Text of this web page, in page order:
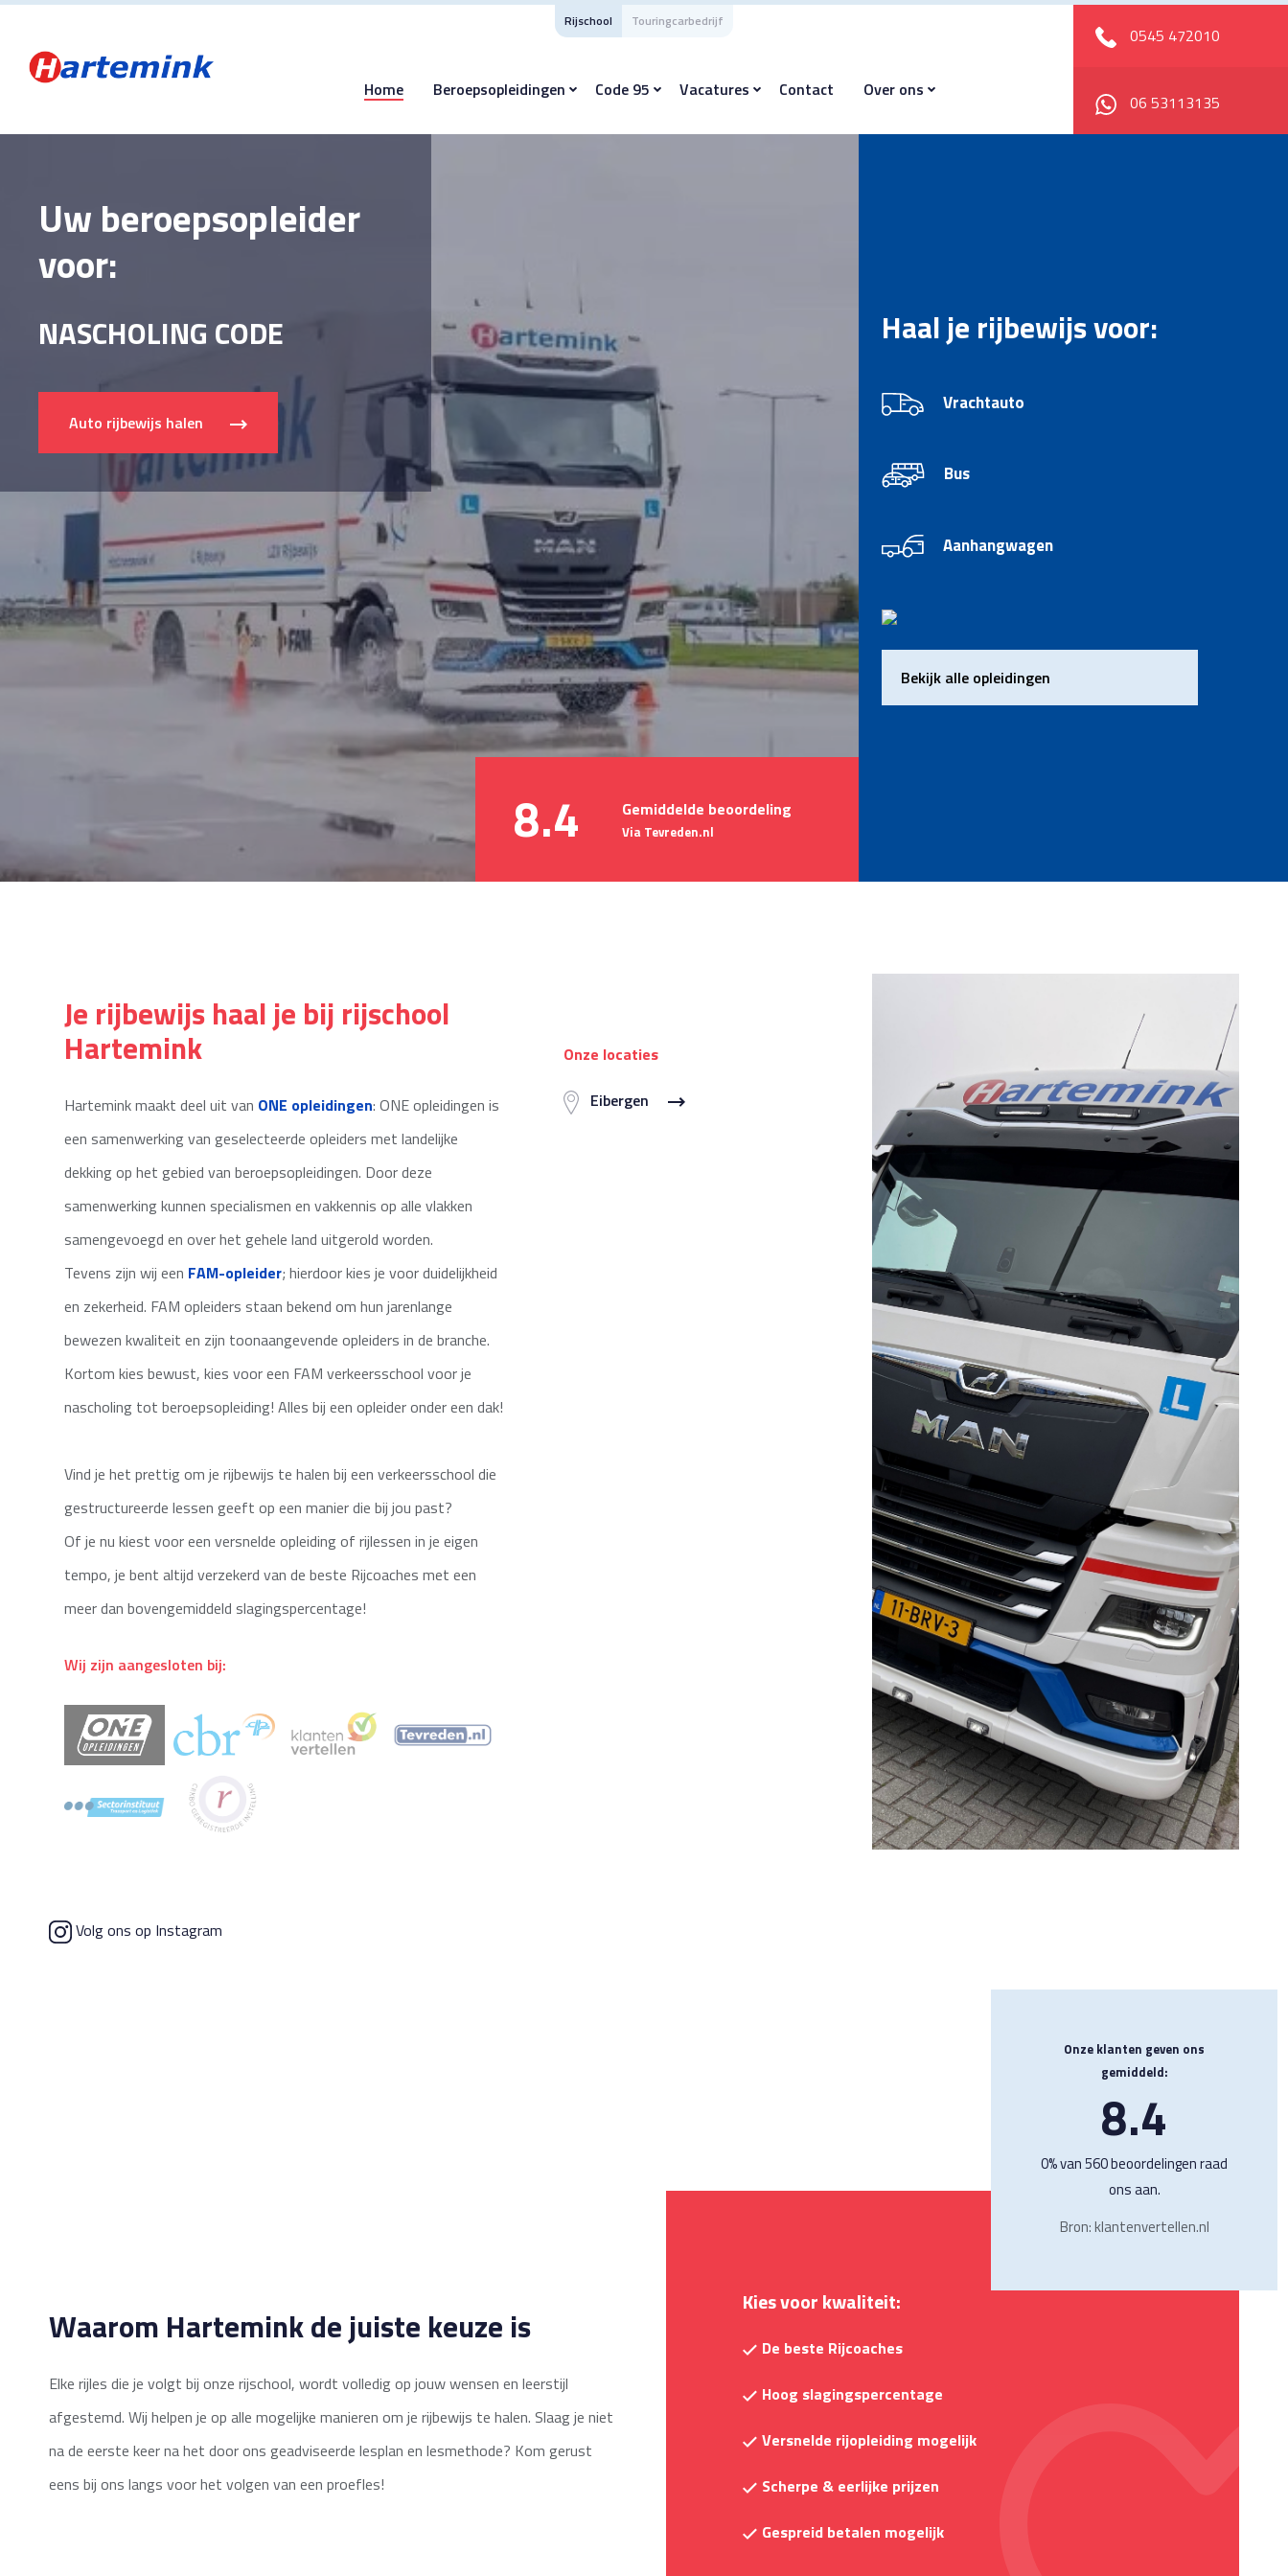
Rijschool Touringcarbedrijf
Home Beroepsopleidingen Code 95 Vacatures Contact Over ons
0545 472010
06 53113135
Uw beroepsopleider
voor:
VRACHTAUTO
TOURINGCAR
AANHANGWAGEN
NASCHOLING CODE
VEILIGHEIDS
TAXI OPLEIDINGEN
EHBO- BHV
VRACHTAUTO
Auto rijbewijs halen
8.4 Gemiddelde beoordeling
Via Tevreden.nl
Haal je rijbewijs voor:
Vrachtauto
Bus
Aanhangwagen
Je rijbewijs haal je bij rijschool
Hartemink
Hartemink maakt deel uit van ONE opleidingen: ONE opleidingen is
een samenwerking van geselecteerde opleiders met landelijke
dekking op het gebied van beroepsopleidingen. Door deze
samenwerking kunnen specialismen en vakkennis op alle vlakken
samengevoegd en over het gehele land uitgerold worden.
Tevens zijn wij een FAM-opleider; hierdoor kies je voor duidelijkheid
en zekerheid. FAM opleiders staan bekend om hun jarenlange
bewezen kwaliteit en zijn toonaangevende opleiders in de branche.
Kortom kies bewust, kies voor een FAM verkeersschool voor je
nascholing tot beroepsopleiding! Alles bij een opleider onder een dak!
Vind je het prettig om je rijbewijs te halen bij een verkeersschool die
gestructureerde lessen geeft op een manier die bij jou past?
Of je nu kiest voor een versnelde opleiding of rijlessen in je eigen
tempo, je bent altijd verzekerd van de beste Rijcoaches met een
meer dan bovengemiddeld slagingspercentage!
Wij zijn aangesloten bij:
Onze locaties
Eibergen
Volg ons op Instagram
Waarom Hartemink de juiste keuze is
Elke rijles die je volgt bij onze rijschool, wordt volledig op jouw wensen en leerstijl
afgestemd. Wij helpen je op alle mogelijke manieren om je rijbewijs te halen. Slaag je niet
na de eerste keer na het door ons geadviseerde lesplan en lesmethode? Kom gerust
eens bij ons langs voor het volgen van een proefles!
Kies voor kwaliteit:
De beste Rijcoaches
Hoog slagingspercentage
Versnelde rijopleiding mogelijk
Scherpe & eerlijke prijzen
Gespreid betalen mogelijk
Onze klanten geven ons
gemiddeld:
8.4
0% van 560 beoordelingen raad
ons aan.
Bron: klantenvertellen.nl